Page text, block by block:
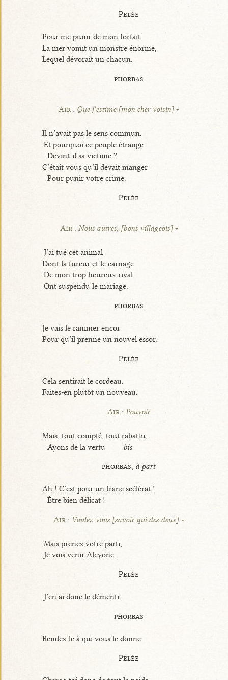
Pelée
Pour me punir de mon forfait
La mer vomit un monstre énorme,
Lequel dévorait un chacun.
phorbas
Air : Que j’estime [mon cher voisin]
Il n’avait pas le sens commun.
Et pourquoi ce peuple étrange
Devint-il sa victime ?
C’était vous qu’il devait manger
Pour punir votre crime.
Pelée
Air : Nous autres, [bons villageois]
J’ai tué cet animal
Dont la fureur et le carnage
De mon trop heureux rival
Ont suspendu le mariage.
phorbas
Je vais le ranimer encor
Pour qu’il prenne un nouvel essor.
Pelée
Cela sentirait le cordeau.
Faites-en plutôt un nouveau.
Air : Pouvoir
Mais, tout compté, tout rabattu,
Ayons de la vertu
bis
phorbas, à part
Ah ! C’est pour un franc scélérat !
Être bien délicat !
Air : Voulez-vous [savoir qui des deux]
Mais prenez votre parti,
Je vois venir Alcyone.
Pelée
J’en ai donc le démenti.
phorbas
Rendez-le à qui vous le donne.
Pelée